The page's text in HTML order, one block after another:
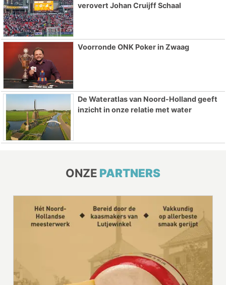
verovert Johan Cruijff Schaal
Voorronde ONK Poker in Zwaag
De Wateratlas van Noord-Holland geeft
inzicht in onze relatie met water
ONZE PARTNERS